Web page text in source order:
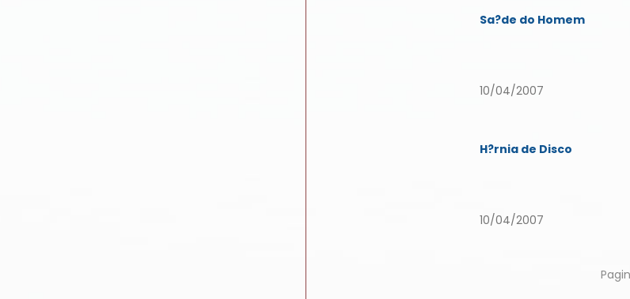
Sa?de do Homem
10/04/2007
H?rnia de Disco
10/04/2007